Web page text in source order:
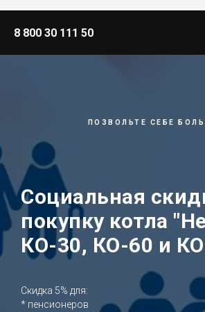
8 800 30 111 50
ПОЗВОЛЬТЕ СЕБЕ
Социальная
покупку котла
КО-30, КО-60 и
Скидка 5% для:
* пенсионеров